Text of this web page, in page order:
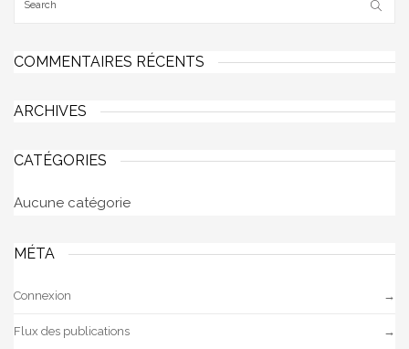
COMMENTAIRES RÉCENTS
ARCHIVES
CATÉGORIES
Aucune catégorie
MÉTA
Connexion
Flux des publications